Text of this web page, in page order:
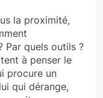
la proximité,
Par quels outils ?
à penser le
procure un
qui dérange,